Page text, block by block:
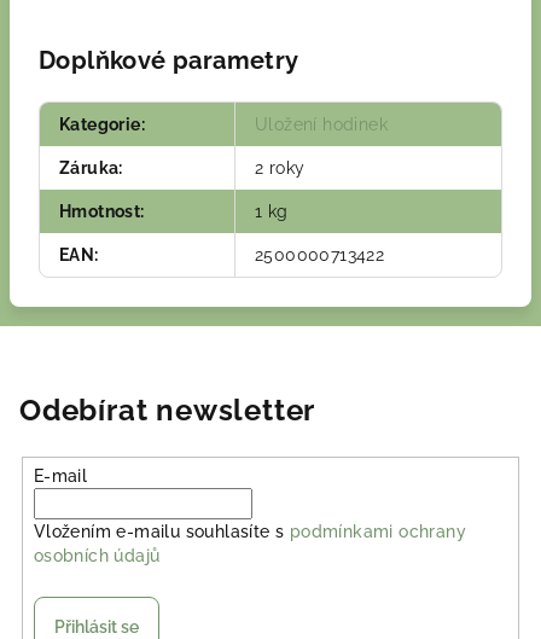
Doplňkové parametry
Kategorie: Uložení hodinek
Záruka: 2 roky
Hmotnost: 1 kg
EAN : 2500000713422
Odebírat newsletter
E-mail
Vložením e-mailu souhlasíte s podmínkami ochrany
osobních údajů
Přihlásit se